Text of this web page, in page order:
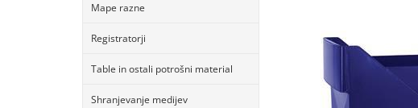
Mape razne
Registratorji
Table in ostali potrošni material
Shranjevanje medijev